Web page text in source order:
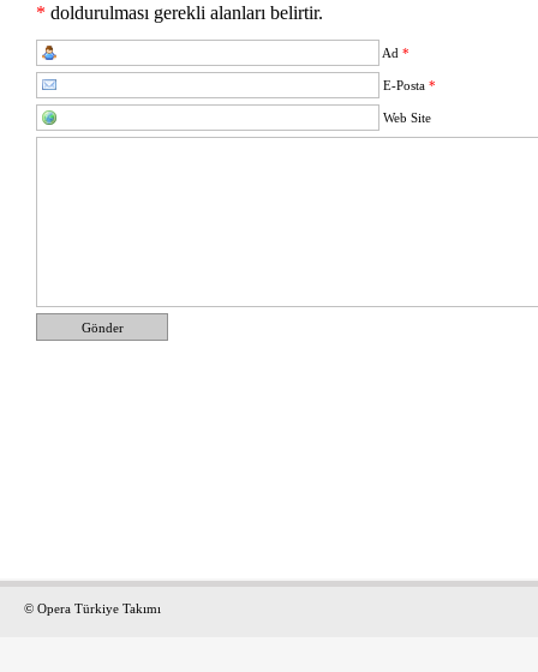
* doldurulması gerekli alanları belirtir.
Ad *
E-Posta *
Web Site
Gönder
© Opera Türkiye Takımı